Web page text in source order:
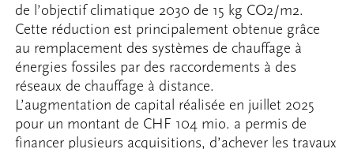
de l’objectif climatique 2030 de 15 kg CO2/m2.
Cette réduction est principalement obtenue grâce
au remplacement des systèmes de chauffage à
énergies fossiles par des raccordements à des
réseaux de chauffage à distance.
L’augmentation de capital réalisée en juillet 2025
pour un montant de CHF 104 mio. a permis de
financer plusieurs acquisitions, d’achever les travaux